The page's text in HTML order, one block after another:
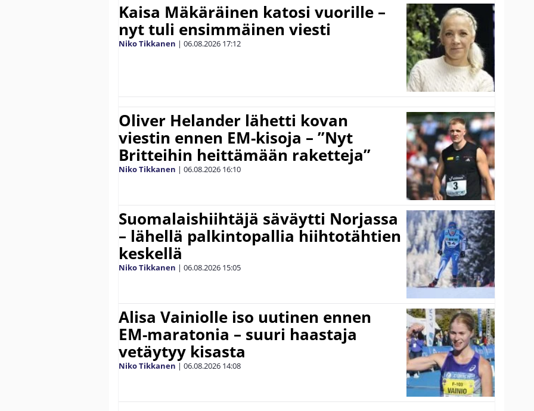
Kaisa Mäkäräinen katosi vuorille –
nyt tuli ensimmäinen viesti
Niko Tikkanen | 06.08.2026 17:12
Oliver Helander lähetti kovan
viestin ennen EM-kisoja – ”Nyt
Britteihin heittämään raketteja”
Niko Tikkanen | 06.08.2026 16:10
Suomalaishiihtäjä säväytti Norjassa
– lähellä palkintopallia hiihtotähtien
keskellä
Niko Tikkanen | 06.08.2026 15:05
Alisa Vainiolle iso uutinen ennen
EM-maratonia – suuri haastaja
vetäytyy kisasta
Niko Tikkanen | 06.08.2026 14:08